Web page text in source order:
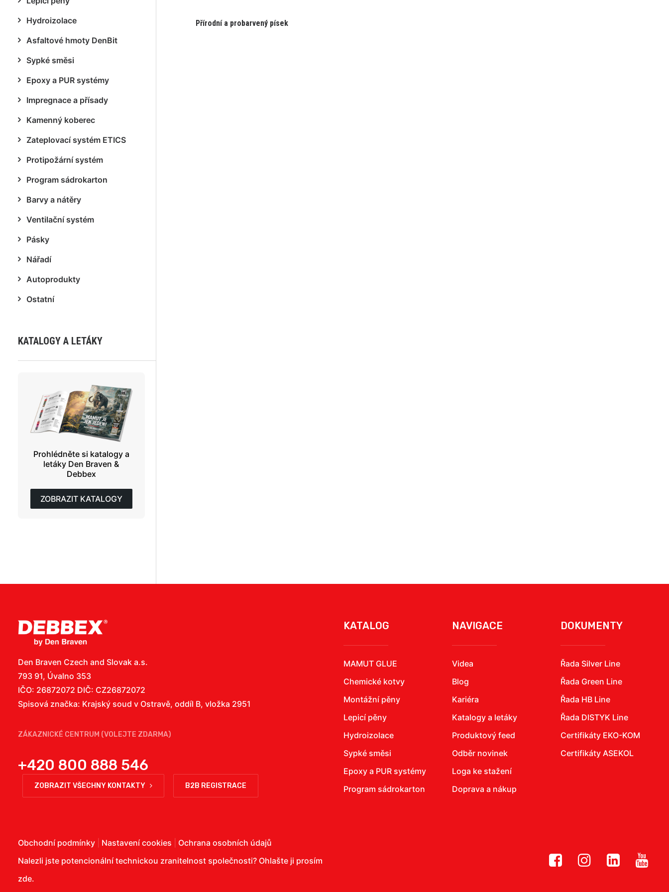
Hydroizolace
Asfaltové hmoty DenBit
Sypké směsi
Epoxy a PUR systémy
Impregnace a přísady
Kamenný koberec
Zateplovací systém ETICS
Protipožární systém
Program sádrokarton
Barvy a nátěry
Ventilační systém
Pásky
Nářadí
Autoprodukty
Ostatní
KATALOGY A LETÁKY
Prohlédněte si katalogy a
letáky Den Braven &
Debbex
ZOBRAZIT KATALOGY
Přírodní a probarvený písek
Den Braven Czech and Slovak a.s.
793 91, Úvalno 353
IČO: 26872072 DIČ: CZ26872072
Spisová značka: Krajský soud v Ostravě, oddíl B, vložka 2951
ZÁKAZNICKÉ CENTRUM (VOLEJTE ZDARMA)
+420 800 888 546
ZOBRAZIT VŠECHNY KONTAKTY B2B REGISTRACE
KATALOG
MAMUT GLUE
Chemické kotvy
Montážní pěny
Lepicí pěny
Hydroizolace
Sypké směsi
Epoxy a PUR systémy
Program sádrokarton
NAVIGACE
Videa
Blog
Kariéra
Katalogy a letáky
Produktový feed
Odběr novinek
Loga ke stažení
Doprava a nákup
DOKUMENTY
Řada Silver Line
Řada Green Line
Řada HB Line
Řada DISTYK Line
Certifikáty EKO-KOM
Certifikáty ASEKOL
Obchodní podmínky Nastavení cookies
Ochrana osobních údajů
Nalezli jste potencionální technickou zranitelnost společnosti? Ohlašte ji prosím
zde.